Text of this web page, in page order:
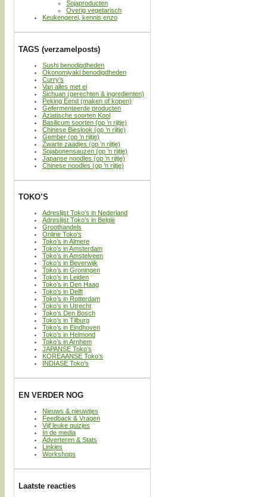
Sojaproducten
Overig vegetarisch
Keukengerei, kennis enzo
TAGS (verzamelposts)
Sushi benodigdheden
Okonomiyaki benodigdheden
Curry’s
Van alles met ei
Sichuan (gerechten & ingredienten)
Peking Eend (maken of kopen)
Gefermenteerde producten
Aziatische soorten Kool
Basilicum soorten (op ’n rijtje)
Chinese Bieslook (op ’n rijtje)
Gember (op ’n rijtje)
Zwarte zaadjes (op ’n rijtje)
Sojabonensauzen (op ’n rijtje)
Japanse noodles (op ’n rijtje)
Chinese noodles (op ’n rijtje)
TOKO’S
Adreslijst Toko’s in Nederland
Adreslijst Toko’s in België
Groothandels
Online Toko’s
Toko’s in Almere
Toko’s in Amsterdam
Toko’s in Amstelveen
Toko’s in Beverwijk
Toko’s in Groningen
Toko’s in Leiden
Toko’s in Den Haag
Toko’s in Delft
Toko’s in Rotterdam
Toko’s in Utrecht
Toko’s Den Bosch
Toko’s in Tilburg
Toko’s in Eindhoven
Toko’s in Helmond
Toko’s in Arnhem
JAPANSE Toko’s
KOREAANSE Toko’s
INDIASE Toko’s
EN VERDER NOG
Nieuws & nieuwtjes
Feedback & Vragen
Vijf leuke quizjes
In de media
Adverteren & Stats
Linkjes
Workshops
Laatste reacties